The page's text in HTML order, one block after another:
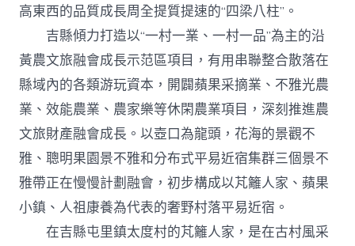
高東西的品質成長周全提質提速的“四梁八柱”。
吉縣傾力打造以“一村一業、一村一品”為主的沿
黃農文旅融會成長示范區項目，有用串聯整合散落在
縣域內的各類游玩資本，開闢蘋果采摘業、不雅光農
業、效能農業、農家樂等休閑農業項目，深刻推進農
文旅財產融會成長。以壺口為龍頭，花海的景觀不
雅、聰明果園景不雅和分布式平易近宿集群三個景不
雅帶正在慢慢計劃融會，初步構成以芃籬人家、蘋果
小鎮、人祖康養為代表的奢野村落平易近宿。
在吉縣屯里鎮太度村的芃籬人家，是在古村風采